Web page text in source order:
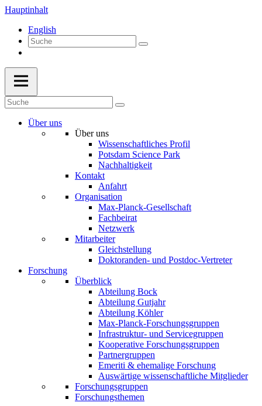
Hauptinhalt
English
Über uns
Über uns
Wissenschaftliches Profil
Potsdam Science Park
Nachhaltigkeit
Kontakt
Anfahrt
Organisation
Max-Planck-Gesellschaft
Fachbeirat
Netzwerk
Mitarbeiter
Gleichstellung
Doktoranden- und Postdoc-Vertreter
Forschung
Überblick
Abteilung Bock
Abteilung Gutjahr
Abteilung Köhler
Max-Planck-Forschungsgruppen
Infrastruktur- und Servicegruppen
Kooperative Forschungsgruppen
Partnergruppen
Emeriti & ehemalige Forschung
Auswärtige wissenschaftliche Mitglieder
Forschungsgruppen
Forschungsthemen